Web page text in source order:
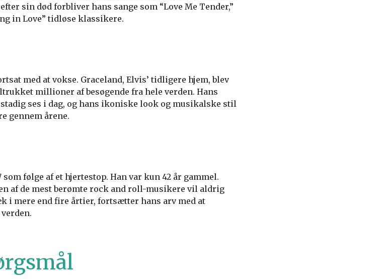
sin død forbliver hans sange som “Love Me Tender,”
in Love” tidløse klassikere.
med at vokse. Graceland, Elvis’ tidligere hjem, blev
millioner af besøgende fra hele verden. Hans
ses i dag, og hans ikoniske look og musikalske stil
gennem årene.
som følge af et hjertestop. Han var kun 42 år gammel.
af de mest berømte rock and roll-musikere vil aldrig
i mere end fire årtier, fortsætter hans arv med at